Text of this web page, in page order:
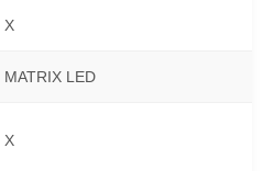
X
MATRIX LED
X